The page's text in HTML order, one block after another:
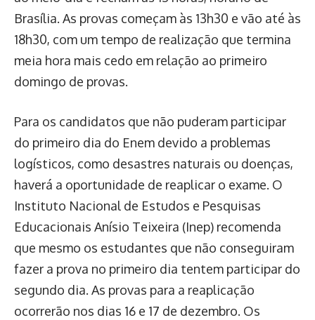
Brasília. As provas começam às 13h30 e vão até às
18h30, com um tempo de realização que termina
meia hora mais cedo em relação ao primeiro
domingo de provas.
Para os candidatos que não puderam participar
do primeiro dia do Enem devido a problemas
logísticos, como desastres naturais ou doenças,
haverá a oportunidade de reaplicar o exame. O
Instituto Nacional de Estudos e Pesquisas
Educacionais Anísio Teixeira (Inep) recomenda
que mesmo os estudantes que não conseguiram
fazer a prova no primeiro dia tentem participar do
segundo dia. As provas para a reaplicação
ocorrerão nos dias 16 e 17 de dezembro. Os